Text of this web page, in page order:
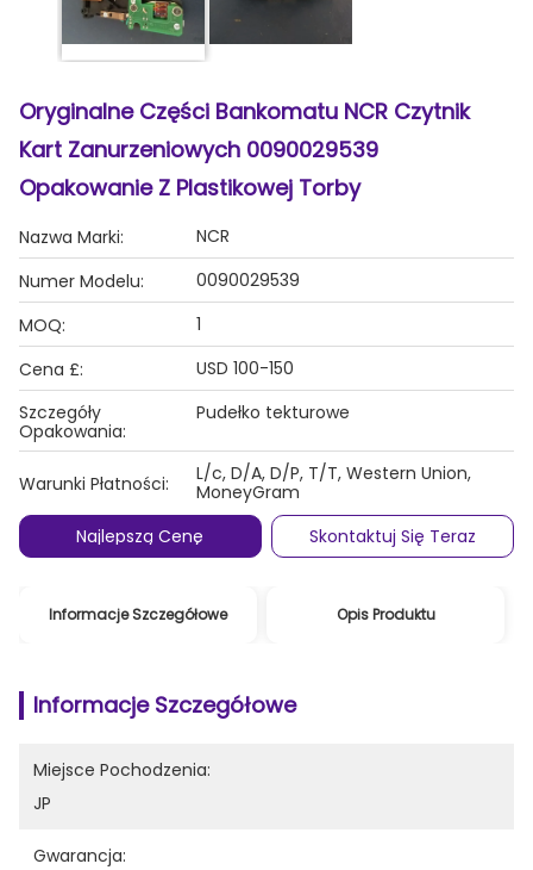
Oryginalne Części Bankomatu NCR Czytnik
Kart Zanurzeniowych 0090029539
Opakowanie Z Plastikowej Torby
Nazwa Marki:
NCR
Numer Modelu:
0090029539
MOQ:
1
Cena £:
USD 100-150
Szczegóły
Opakowania:
Pudełko tekturowe
Warunki Płatności:
L/c, D/A, D/P, T/T, Western Union,
MoneyGram
Najlepszą Cenę
Skontaktuj Się Teraz
Informacje Szczegółowe Opis Produktu
Informacje Szczegółowe
Miejsce Pochodzenia:
JP
Gwarancja: